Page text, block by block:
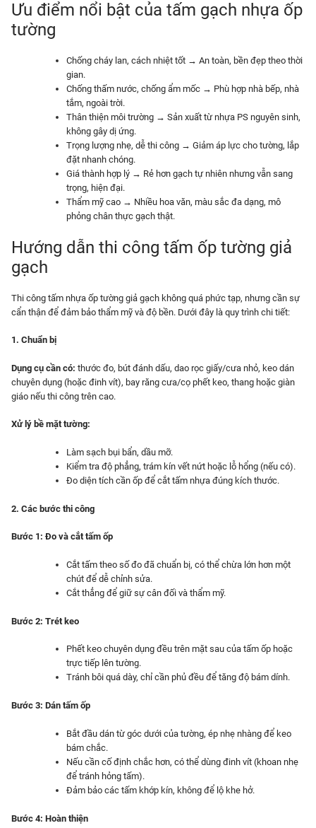
Ưu điểm nổi bật của tấm gạch nhựa ốp
tường
Chống cháy lan, cách nhiệt tốt → An toàn, bền đẹp theo thời
gian.
Chống thấm nước, chống ẩm mốc → Phù hợp nhà bếp, nhà
tắm, ngoài trời.
Thân thiện môi trường → Sản xuất từ nhựa PS nguyên sinh,
không gây dị ứng.
Trọng lượng nhẹ, dễ thi công → Giảm áp lực cho tường, lắp
đặt nhanh chóng.
Giá thành hợp lý → Rẻ hơn gạch tự nhiên nhưng vẫn sang
trọng, hiện đại.
Thẩm mỹ cao → Nhiều hoa văn, màu sắc đa dạng, mô
phỏng chân thực gạch thật.
Hướng dẫn thi công tấm ốp tường giả
gạch
Thi công tấm nhựa ốp tường giả gạch không quá phức tạp, nhưng cần sự
cẩn thận để đảm bảo thẩm mỹ và độ bền. Dưới đây là quy trình chi tiết:
1. Chuẩn bị
Dụng cụ cần có: thước đo, bút đánh dấu, dao rọc giấy/cưa nhỏ, keo dán
chuyên dụng (hoặc đinh vít), bay răng cưa/cọ phết keo, thang hoặc giàn
giáo nếu thi công trên cao.
Xử lý bề mặt tường:
Làm sạch bụi bẩn, dầu mỡ.
Kiểm tra độ phẳng, trám kín vết nứt hoặc lỗ hổng (nếu có).
Đo diện tích cần ốp để cắt tấm nhựa đúng kích thước.
2. Các bước thi công
Bước 1: Đo và cắt tấm ốp
Cắt tấm theo số đo đã chuẩn bị, có thể chừa lớn hơn một
chút để dễ chỉnh sửa.
Cắt thẳng để giữ sự cân đối và thẩm mỹ.
Bước 2: Trét keo
Phết keo chuyên dụng đều trên mặt sau của tấm ốp hoặc
trực tiếp lên tường.
Tránh bôi quá dày, chỉ cần phủ đều để tăng độ bám dính.
Bước 3: Dán tấm ốp
Bắt đầu dán từ góc dưới của tường, ép nhẹ nhàng để keo
bám chắc.
Nếu cần cố định chắc hơn, có thể dùng đinh vít (khoan nhẹ
để tránh hỏng tấm).
Đảm bảo các tấm khớp kín, không để lộ khe hở.
Bước 4: Hoàn thiện